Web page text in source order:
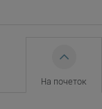
На почеток